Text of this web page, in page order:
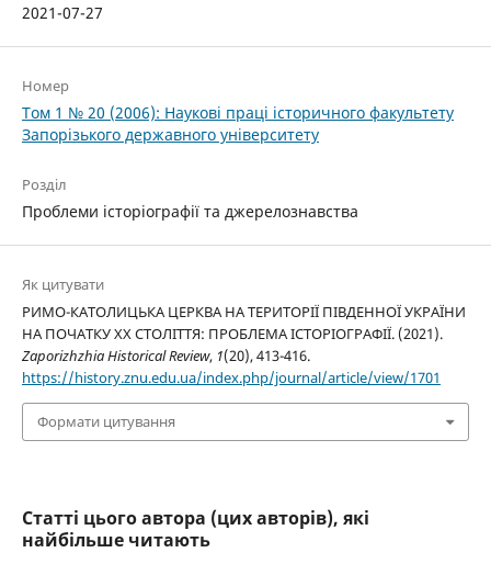
2021-07-27
Номер
Том 1 № 20 (2006): Наукові праці історичного факультету
Запорізького державного університету
Розділ
Проблеми історіографії та джерелознавства
Як цитувати
РИМО-КАТОЛИЦЬКА ЦЕРКВА НА ТЕРИТОРІЇ ПІВДЕННОЇ УКРАЇНИ
НА ПОЧАТКУ ХХ СТОЛІТТЯ: ПРОБЛЕМА ІСТОРІОГРАФІЇ. (2021).
Zaporizhzhia Historical Review, 1(20), 413-416.
https://history.znu.edu.ua/index.php/journal/article/view/1701
Формати цитування
Статті цього автора (цих авторів), які
найбільше читають